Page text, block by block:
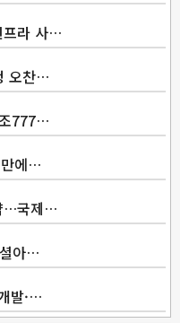
프라 사…
오찬…
777…
만에…
…국제…
아…
발·…